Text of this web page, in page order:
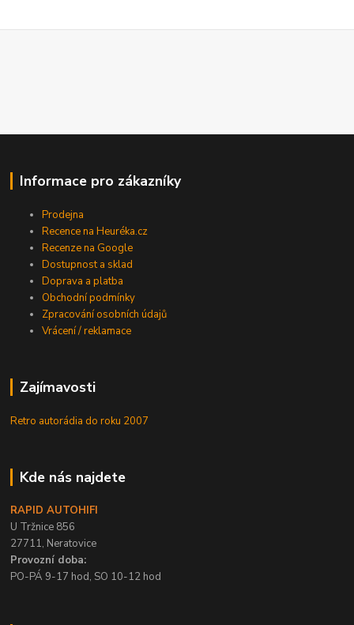
Informace pro zákazníky
Prodejna
Recence na Heuréka.cz
Recenze na Google
Dostupnost a sklad
Doprava a platba
Obchodní podmínky
Zpracování osobních údajů
Vrácení / reklamace
Zajímavosti
Retro autorádia do roku 2007
Kde nás najdete
RAPID AUTOHIFI
U Tržnice 856
27711, Neratovice
Provozní doba:
PO-PÁ 9-17 hod, SO 10-12 hod